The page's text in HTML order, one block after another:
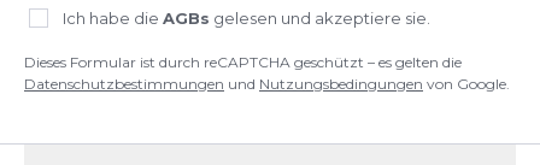
Ich habe die AGBs gelesen und akzeptiere sie.
Dieses Formular ist durch reCAPTCHA geschützt – es gelten die
Datenschutzbestimmungen und Nutzungsbedingungen von Google.